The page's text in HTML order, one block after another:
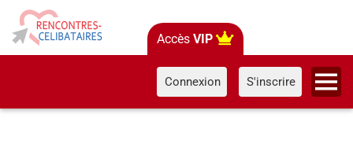
Accès VIP
Connexion S'inscrire